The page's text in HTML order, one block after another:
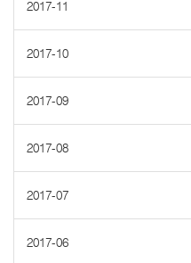
2017-11
2017-10
2017-09
2017-08
2017-07
2017-06